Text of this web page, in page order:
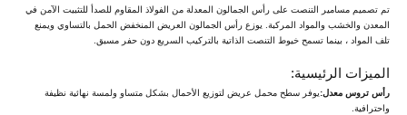
تم تصميم مسامير التنصت على رأس الجمالون المعدلة من الفولاذ المقاوم للصدأ للتثبيت الآمن في
المعدن والخشب والمواد المركبة. يوزع رأس الجمالون العريض المنخفض الحمل بالتساوي ويمنع
تلف المواد ، بينما تسمح خيوط التنصت الذاتية بالتركيب السريع دون حفر مسبق.
الميزات الرئيسية:
رأس تروس معدل:يوفر سطح محمل عريض لتوزيع الأحمال بشكل متساو ولمسة نهائية نظيفة
واحترافية.